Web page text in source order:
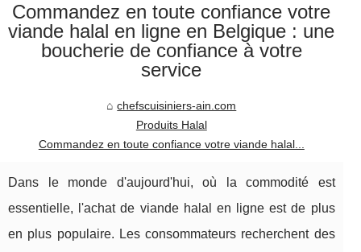
Commandez en toute confiance votre
viande halal en ligne en Belgique : une
boucherie de confiance à votre
service
chefscuisiniers-ain.com
Produits Halal
Commandez en toute confiance votre viande halal...
Dans le monde d'aujourd'hui, où la commodité est
essentielle, l'achat de viande halal en ligne est de plus
en plus populaire. Les consommateurs recherchent des